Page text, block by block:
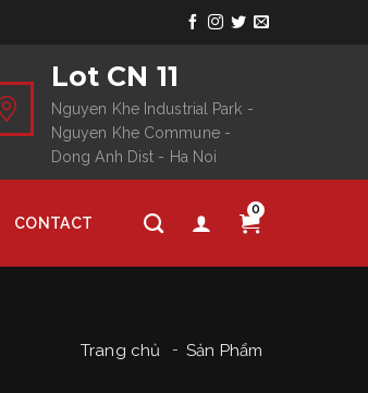
Lot CN 11
Nguyen Khe Industrial Park -
Nguyen Khe Commune -
Dong Anh Dist - Ha Noi
CONTACT
0
Trang chủ Sản Phẩm